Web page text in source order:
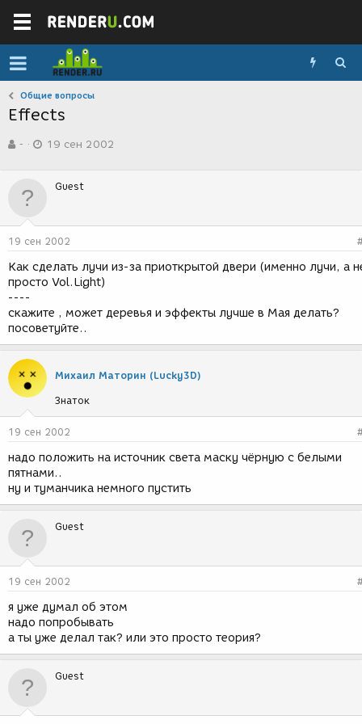
Общие вопросы
Effects
в
р
м
-
а
д
н
и
19 сен 2002
Guest
19 сен 2002
Как сделать лучи из-за приоткрытой двери (именно лучи, а
просто Vol.Light)
----
скажите , может деревья и эффекты лучше в Мая делать?
посоветуйте..
Михаил Маторин (Lucky3D)
Знаток
19 сен 2002
надо положить на источник света маску чёрную с белыми
пятнами..
ну и туманчика немного пустить
Guest
19 сен 2002
я уже думал об этом
надо попробывать
а ты уже делал так? или это просто теория?
Guest